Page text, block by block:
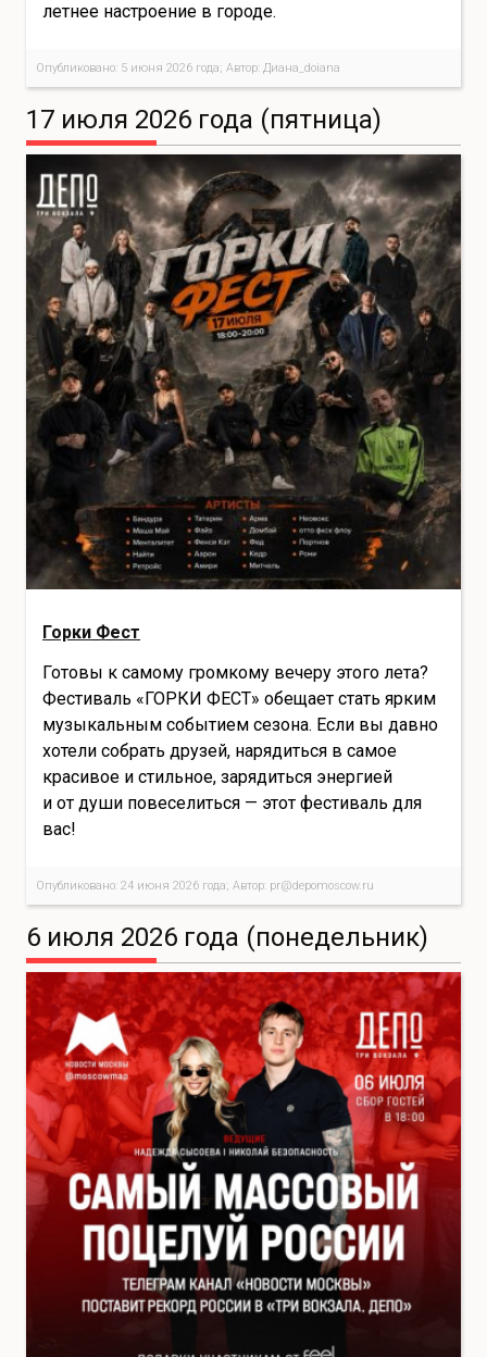
летнее настроение в городе.
Опубликовано: 5 июня 2026 года; Автор: Диана_doiana
17 июля 2026 года (пятница)
Горки Фест
Готовы к самому громкому вечеру этого лета?
Фестиваль «ГОРКИ ФЕСТ» обещает стать ярким
музыкальным событием сезона. Если вы давно
хотели собрать друзей, нарядиться в самое
красивое и стильное, зарядиться энергией
и от души повеселиться — этот фестиваль для
вас!
Опубликовано: 24 июня 2026 года; Автор: pr@depomoscow.ru
6 июля 2026 года (понедельник)